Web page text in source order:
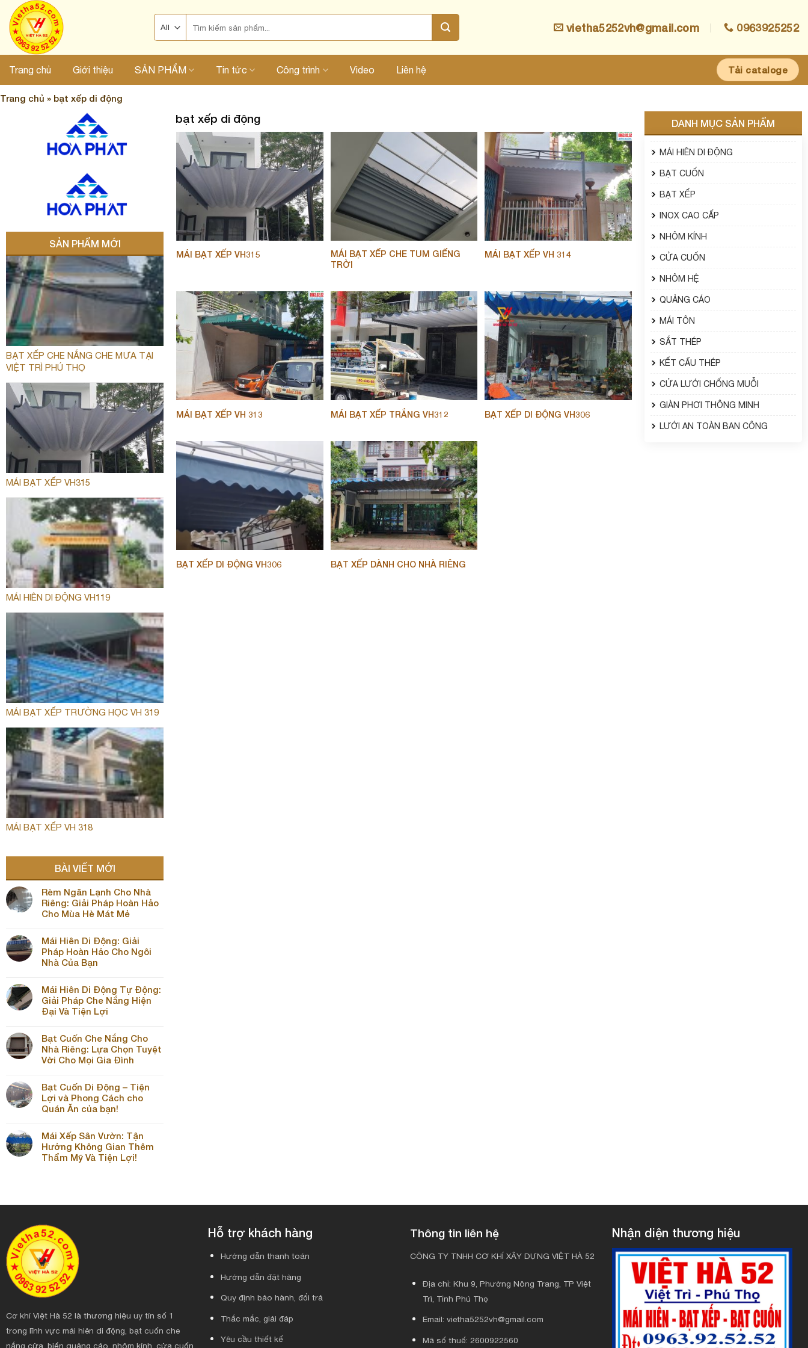
Skip
content
for:
vietha5252vh@gmail.com 0963925252
Trang chủ Giới thiệu SẢN PHẨM Tin tức Công trình Video Liên hệ Tải cataloge
Trang chủ » bạt xếp di động
SẢN PHẨM MỚI
BẠT XẾP CHE NẮNG CHE MƯA TẠI
VIỆT TRÌ PHÚ THỌ
MÁI BẠT XẾP VH315
MÁI HIÊN DI ĐỘNG VH119
MÁI BẠT XẾP TRƯỜNG HỌC VH 319
MÁI BẠT XẾP VH 318
BÀI VIẾT MỚI
Rèm Ngăn Lạnh Cho Nhà
Riêng: Giải Pháp Hoàn Hảo
Cho Mùa Hè Mát Mẻ
Mái Hiên Di Động: Giải
Pháp Hoàn Hảo Cho Ngôi
Nhà Của Bạn
Mái Hiên Di Động Tự Động:
Giải Pháp Che Nắng Hiện
Đại Và Tiện Lợi
Bạt Cuốn Che Nắng Cho
Nhà Riêng: Lựa Chọn Tuyệt
Vời Cho Mọi Gia Đình
Bạt Cuốn Di Động – Tiện
Lợi và Phong Cách cho
Quán Ăn của bạn!
Mái Xếp Sân Vườn: Tận
Hưởng Không Gian Thêm
Thẩm Mỹ Và Tiện Lợi!
bạt xếp di động
MÁI BẠT XẾP VH315
MÁI BẠT XẾP CHE TUM GIẾNG
TRỜI
MÁI BẠT XẾP VH 314
MÁI BẠT XẾP VH 313 MÁI BẠT XẾP TRẮNG VH312 BẠT XẾP DI ĐỘNG VH306
BẠT XẾP DI ĐỘNG VH306 BẠT XẾP DÀNH CHO NHÀ RIÊNG
DANH MỤC SẢN PHẨM
MÁI HIÊN DI ĐỘNG
BẠT CUỐN
BẠT XẾP
INOX CAO CẤP
NHÔM KÍNH
CỬA CUỐN
NHÔM HỆ
QUẢNG CÁO
MÁI TÔN
SẮT THÉP
KẾT CẤU THÉP
CỬA LƯỚI CHỐNG MUỖI
GIÀN PHƠI THÔNG MINH
LƯỚI AN TOÀN BAN CÔNG
Cơ khí Việt Hà 52 là thương hiệu uy tín số 1
trong lĩnh vực mái hiên di động, bạt cuốn che
nắng cửa, biển quảng cáo, nhôm kính, cửa cuốn,
Hỗ trợ khách hàng
Hướng dẫn thanh toán
Hướng dẫn đặt hàng
Quy định bảo hành, đổi trả
Thắc mắc, giải đáp
Yêu cầu thiết kế
Thông tin liên hệ
CÔNG TY TNHH CƠ KHÍ XÂY DỰNG VIỆT HÀ 52
Địa chỉ: Khu 9, Phường Nông Trang, TP Việt
Trì, Tỉnh Phú Thọ
Email: vietha5252vh@gmail.com
Mã số thuế: 2600922560
Nhận diện thương hiệu